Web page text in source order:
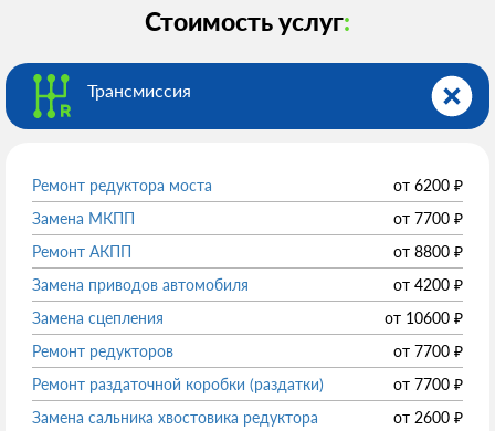
Стоимость услуг:
Трансмиссия
Ремонт редуктора моста от 6200 ₽
Замена МКПП
от 7700 ₽
Ремонт АКПП
от 8800 ₽
Замена приводов автомобиля
от 4200 ₽
Замена сцепления
от 10600 ₽
Ремонт редукторов
от 7700 ₽
Ремонт раздаточной коробки (раздатки)
от 7700 ₽
Замена сальника хвостовика редуктора
от 2600 ₽